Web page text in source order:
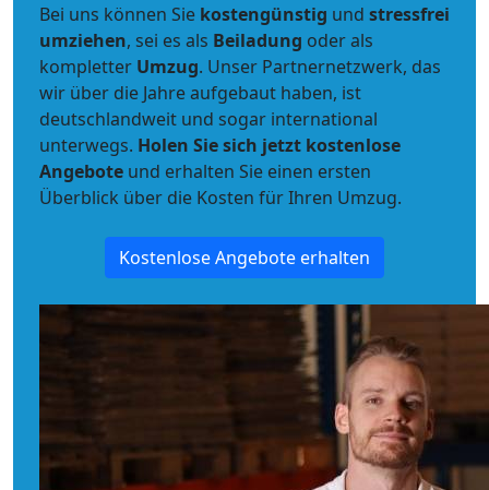
Bei uns können Sie kostengünstig und stressfrei
umziehen, sei es als Beiladung oder als
kompletter Umzug. Unser Partnernetzwerk, das
wir über die Jahre aufgebaut haben, ist
deutschlandweit und sogar international
unterwegs. Holen Sie sich jetzt kostenlose
Angebote und erhalten Sie einen ersten
Überblick über die Kosten für Ihren Umzug.
Kostenlose Angebote erhalten